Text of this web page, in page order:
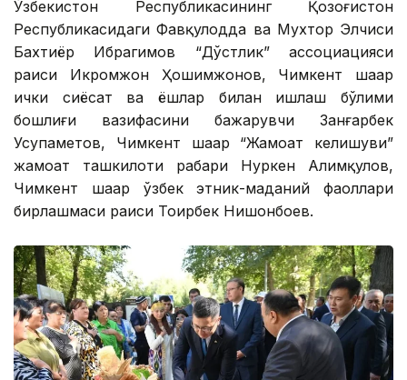
Ўзбекистон Республикасининг Қозоғистон
Республикасидаги Фавқулодда ва Мухтор Элчиси
Бахтиёр Ибрагимов “Дўстлик” ассоциацияси
раиси Икромжон Ҳошимжонов, Чимкент шаҳар
ички сиёсат ва ёшлар билан ишлаш бўлими
бошлиғи вазифасини бажарувчи Занғарбек
Усупаҳметов, Чимкент шаҳар “Жамоат келишуви”
жамоат ташкилоти раҳбари Нуркен Алимқулов,
Чимкент шаҳар ўзбек этник-маданий фаоллари
бирлашмаси раиси Тоҳирбек Нишонбоев.